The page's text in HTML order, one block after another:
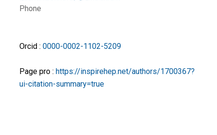
Phone
Orcid : 0000-0002-1102-5209
Page pro : https://inspirehep.net/authors/1700367?
ui-citation-summary=true